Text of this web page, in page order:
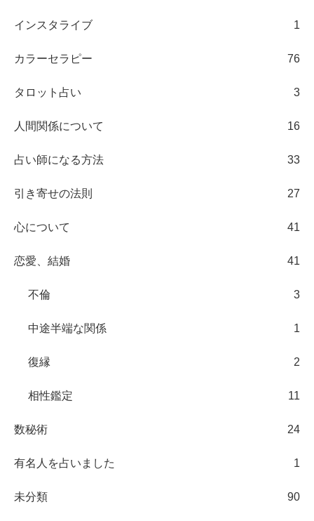
インスタライブ 1
カラーセラピー 76
タロット占い 3
人間関係について 16
占い師になる方法 33
引き寄せの法則 27
心について 41
恋愛、結婚 41
不倫 3
中途半端な関係 1
復縁 2
相性鑑定 11
数秘術 24
有名人を占いました 1
未分類 90